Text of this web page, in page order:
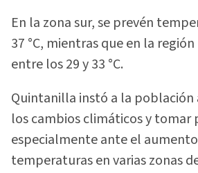
En la zona sur, se prevén
37 °C, mientras que en la
entre los 29 y 33 °C.
Quintanilla instó a la población
los cambios climáticos y tomar
especialmente ante el
temperaturas en varias zonas